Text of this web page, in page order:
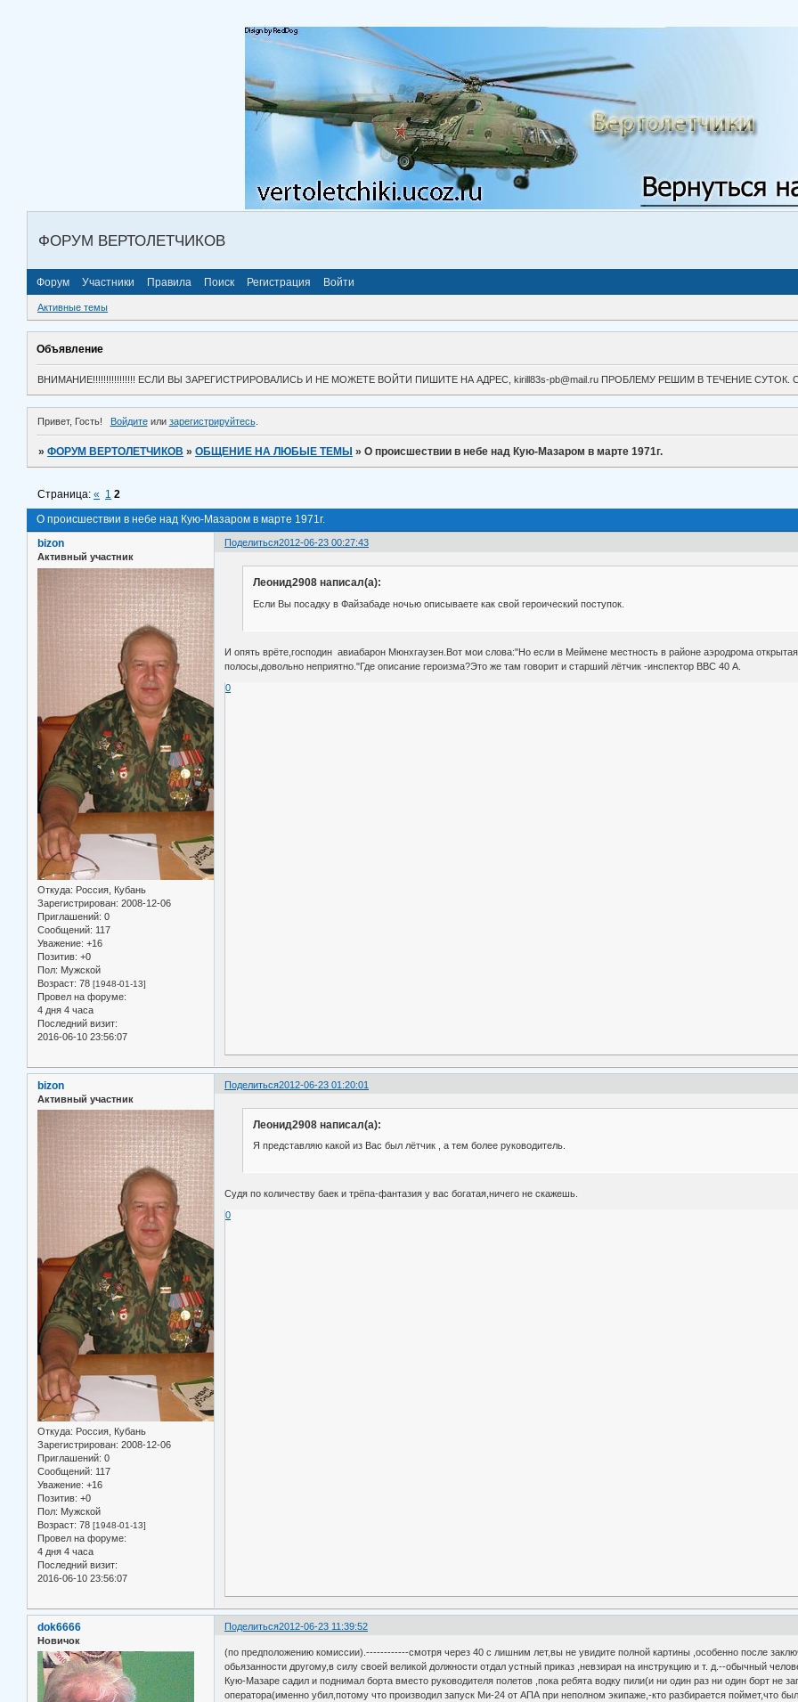
ФОРУМ ВЕРТОЛЕТЧИКОВ
Форум Участники Правила Поиск Регистрация Войти
Активные темы
Объявление
ВНИМАНИЕ!!!!!!!!!!!!!!!! ЕСЛИ ВЫ ЗАРЕГИСТРИРОВАЛИСЬ И НЕ МОЖЕТЕ ВОЙТИ ПИШИТЕ НА АДРЕС, kirill83s-pb@mail.ru ПРОБЛЕМУ РЕШИМ В ТЕЧЕНИЕ
Привет, Гость! Войдитеили зарегистрируйтесь.
»ФОРУМ ВЕРТОЛЕТЧИКОВ »ОБЩЕНИЕ НА ЛЮБЫЕ ТЕМЫ »О происшествии в небе над Кую-Мазаром в марте 1971г.
О происшествии в небе над Кую-Мазаром в марте 1971г.
Страница:« 1 2
Поделиться2012-06-23 00:27:43
bizon
Активный участник
Откуда: Россия, Кубань
Зарегистрирован: 2008-12-06
Приглашений: 0
Сообщений: 117
Уважение: +16
Позитив: +0
Пол: Мужской
Возраст: 78 [1948-01-13]
Провел на форуме:
4 дня 4 часа
Последний визит:
2016-06-10 23:56:07
Леонид2908 написал(а):
Если Вы посадку в Файзабаде ночью описываете как свой героический поступок.
И опять врёте,господин авиабарон Мюнхгаузен.Вот мои слова:"Но если в Меймене местность в районе аэродрома
полосы,довольно неприятно."Где описание героизма?Это же там говорит и старший лётчик -инспектор ВВС 40 А.
0
Поделиться2012-06-23 01:20:01
bizon
Активный участник
Откуда: Россия, Кубань
Зарегистрирован: 2008-12-06
Приглашений: 0
Сообщений: 117
Уважение: +16
Позитив: +0
Пол: Мужской
Возраст: 78 [1948-01-13]
Провел на форуме:
4 дня 4 часа
Последний визит:
2016-06-10 23:56:07
Леонид2908 написал(а):
Я представляю какой из Вас был лётчик , а тем более руководитель.
Судя по количеству баек и трёпа-фантазия у вас богатая,ничего не скажешь.
0
Поделиться2012-06-23 11:39:52
dok6666
Новичок
(по предположению комиссии).------------смотря через 40 с лишним лет,вы не увидите полной картины ,особенно после
обьязанности другому,в силу своей великой должности отдал устный приказ ,невзирая на инструкцию и т. д.--обычный
Кую-Мазаре садил и поднимал борта вместо руководителя полетов ,пока ребята водку пили(и ни один раз ни один борт не
оператора(именно убил,потому что производил запуск Ми-24 от АПА при неполном экипаже,-кто разбирается поймет,что